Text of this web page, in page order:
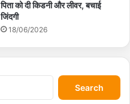
पिता को दी किडनी और लीवर, बचाई
जिंदगी
18/06/2026
S
e